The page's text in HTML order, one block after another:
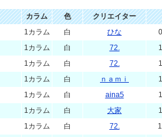
カラム 色
クリエイター
1カラム 白 ひな
1カラム 白 72.
1カラム 白 72.
1カラム 白 ｎａｍｉ
1カラム 白 aina5
1カラム 白 大家
1カラム 白 72.